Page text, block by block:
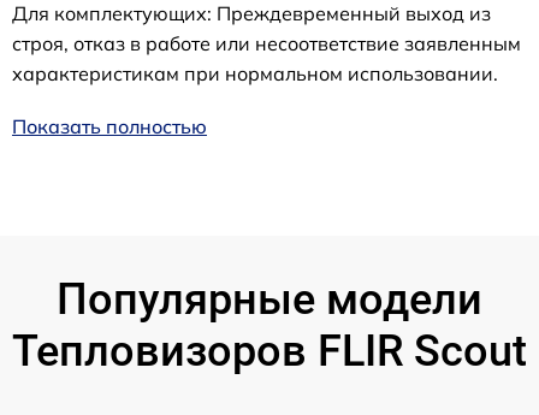
Для комплектующих: Преждевременный выход из
строя, отказ в работе или несоответствие заявленным
характеристикам при нормальном использовании.
Показать полностью
Популярные модели
Тепловизоров FLIR Scout